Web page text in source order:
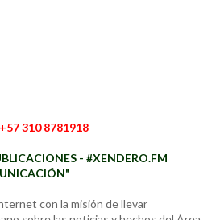
310 8781918
- #XENDERO.FM
con la misión de llevar